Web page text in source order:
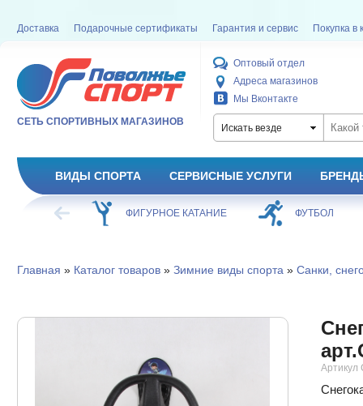
Доставка Подарочные сертификаты Гарантия и сервис Покупка в
СЕТЬ СПОРТИВНЫХ МАГАЗИНОВ
Оптовый отдел
Адреса магазинов
Мы Вконтакте
Искать везде
ВИДЫ СПОРТА СЕРВИСНЫЕ УСЛУГИ
ФИГУРНОЕ КАТАНИЕ ФУТБОЛ БАСКЕТБОЛ
Главная » Каталог товаров» Зимние виды спорта » Санки,
Артикул